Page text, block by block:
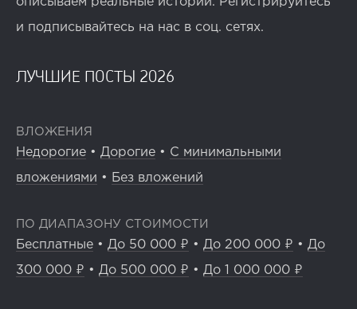
и подписывайтесь на нас в соц. сетях.
ЛУЧШИЕ ПОСТЫ 2026
ВЛОЖЕНИЯ
Недорогие • Дорогие • С минимальными
вложениями • Без вложений
ПО ДИАПАЗОНУ СТОИМОСТИ
Бесплатные • До 50 000 ₽ • До 200 000 ₽ • До
300 000 ₽ • До 500 000 ₽ • До 1 000 000 ₽